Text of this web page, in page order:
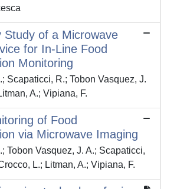
Study of a Microwave
for In-Line Food
Monitoring
Scapaticci, R.; Tobon Vasquez, J.
A.; Vipiana, F.
of Food
via Microwave Imaging
Tobon Vasquez, J. A.; Scapaticci,
L.; Litman, A.; Vipiana, F.